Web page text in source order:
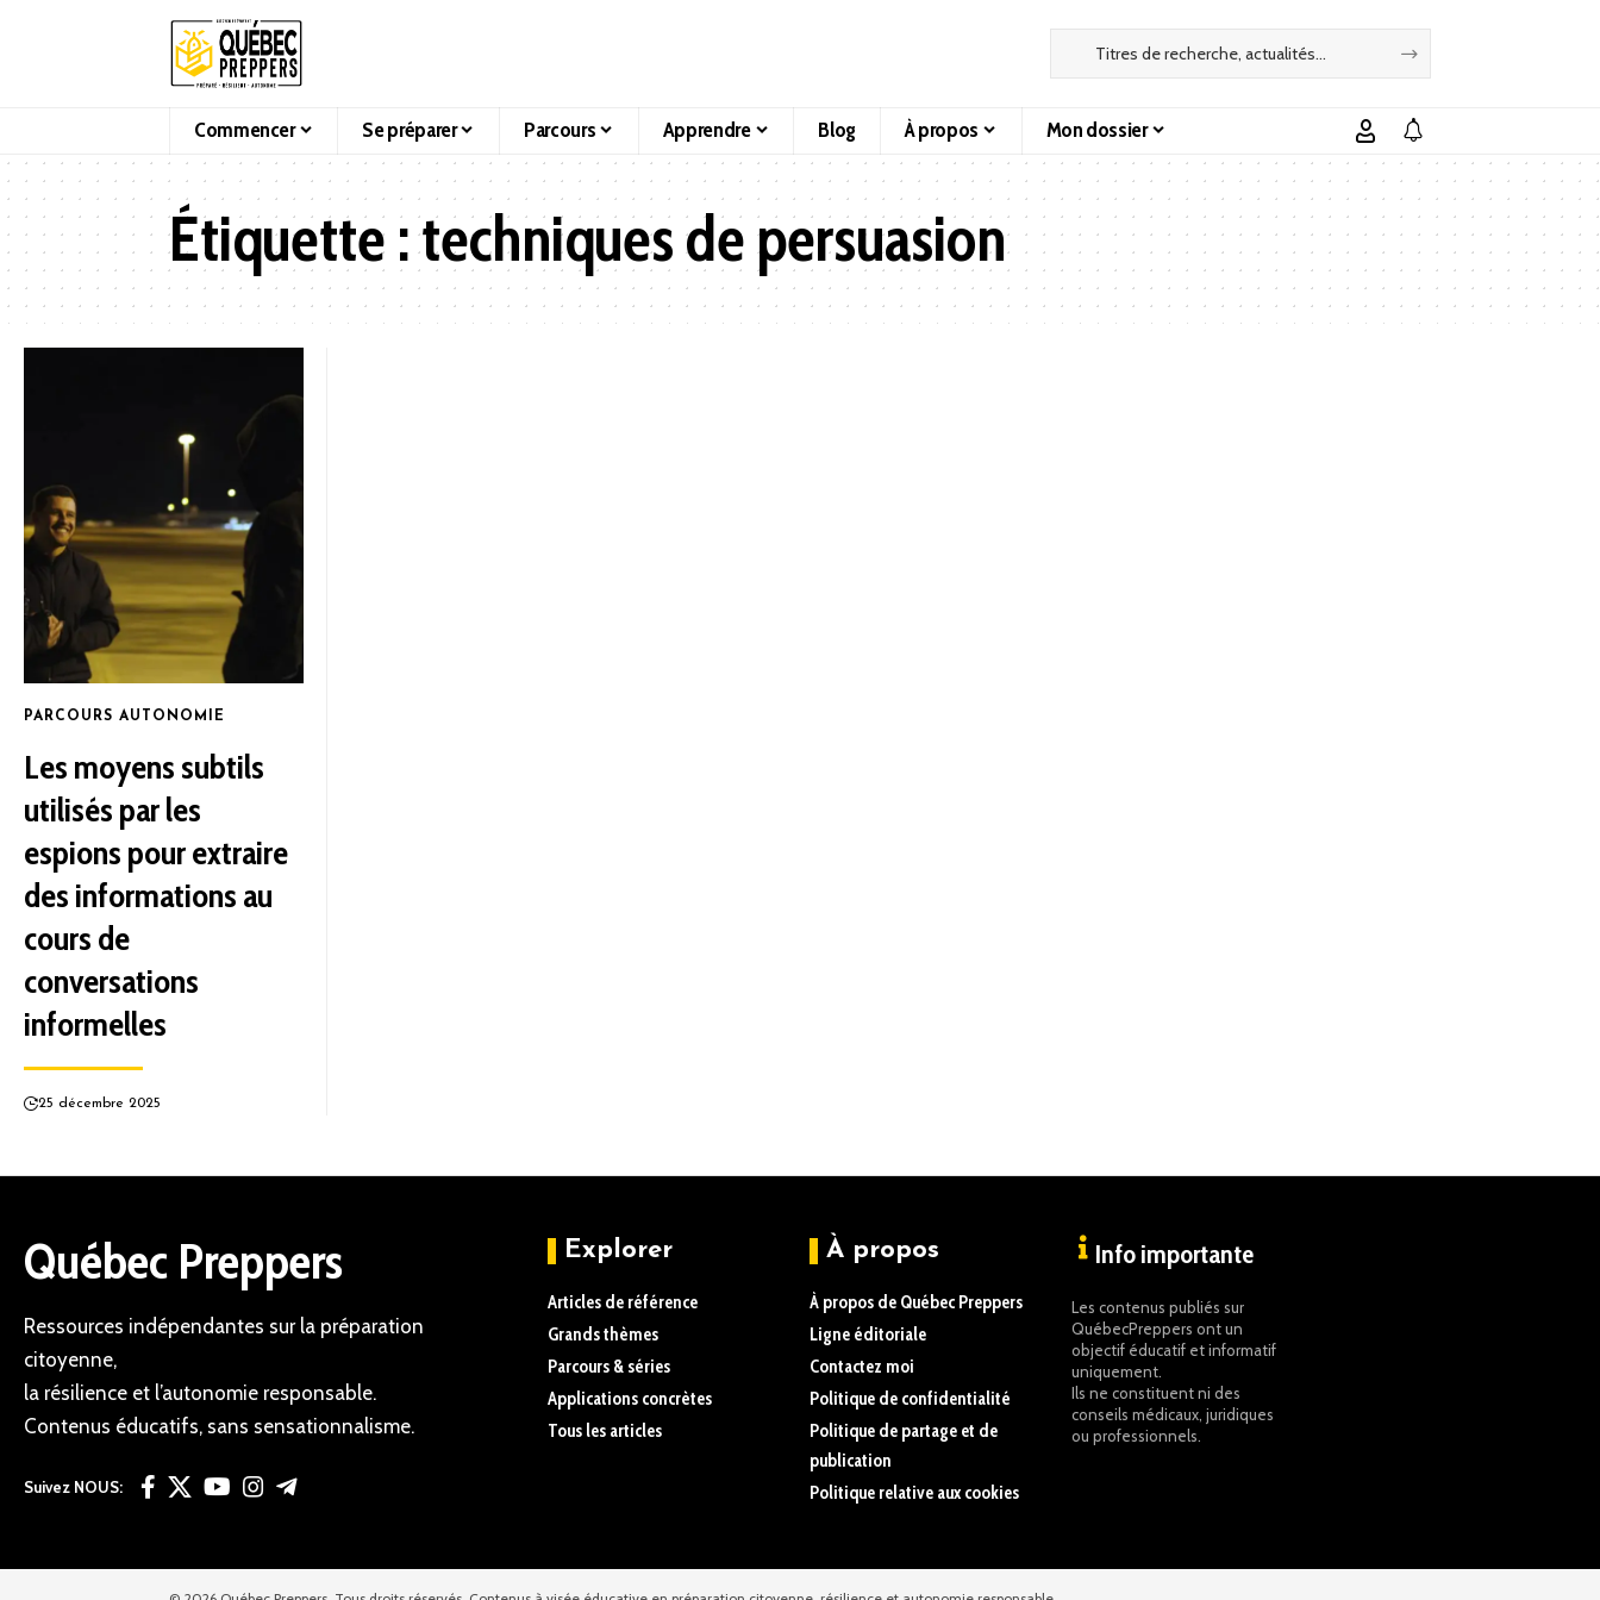
Commencer Se préparer Parcours Apprendre Blog À propos Mon dossier
Étiquette :techniques de persuasion
PARCOURS AUTONOMIE
Les moyens subtils
utilisés par les
espions pour extraire
des informations au
cours de
conversations
informelles
25 décembre 2025
Québec Preppers
Ressources indépendantes sur la préparation
citoyenne,
la résilience et l’autonomie responsable.
Contenus éducatifs, sans sensationnalisme.
Suivez NOUS:
Explorer
Articles de référence
Grands thèmes
Parcours & séries
Applications concrètes
Tous les articles
À propos
À propos de Québec Preppers
Ligne éditoriale
Contactez moi
Politique de confidentialité
Politique de partage et de
publication
Politique relative aux cookies
Info importante
Les contenus publiés sur
QuébecPreppers ont un
objectif éducatif et informatif
uniquement.
Ils ne constituent ni des
conseils médicaux, juridiques
ou professionnels.